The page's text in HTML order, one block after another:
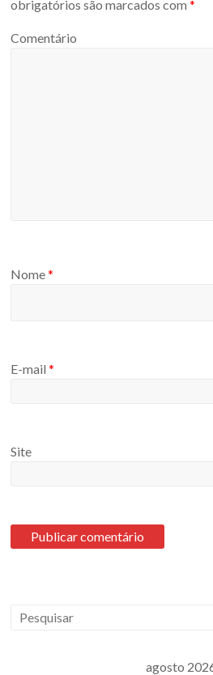
obrigatórios são marcados com*
Comentário
Nome*
E-mail*
Site
agosto